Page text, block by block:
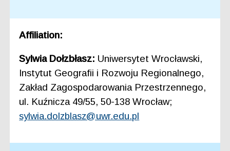
Affiliation:
Sylwia Dołzbłasz: Uniwersytet Wrocławski,
Instytut Geografii i Rozwoju Regionalnego,
Zakład Zagospodarowania Przestrzennego,
ul. Kuźnicza 49/55, 50-138 Wrocław;
sylwia.dolzblasz@uwr.edu.pl